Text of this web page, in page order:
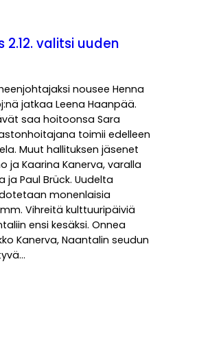
2.12. valitsi uuden
nousee Henna
jatkaa Leena Haanpää.
saa hoitoonsa Sara
toimii edelleen
Muut hallituksen jäsenet
ja Kaarina Kanerva, varalla
ja Paul Brück. Uudelta
monenlaisia
Vihreitä kulttuuripäiviä
ensi kesäksi. Onnea
Kanerva, Naantalin seudun